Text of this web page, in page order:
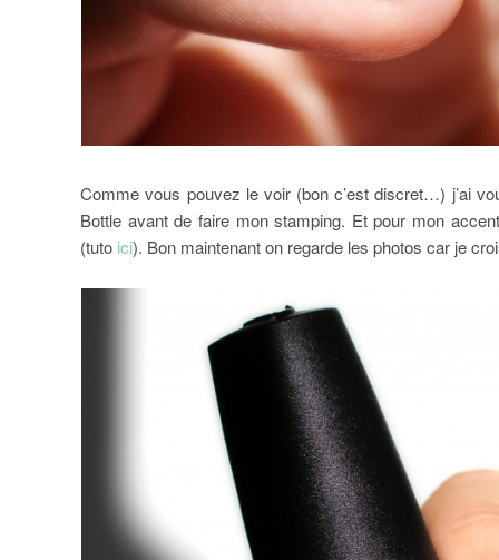
Comme vous pouvez le voir (bon c’est discret…) j’ai
Bottle avant de faire mon stamping. Et pour mon
(tuto ici). Bon maintenant on regarde les photos car je